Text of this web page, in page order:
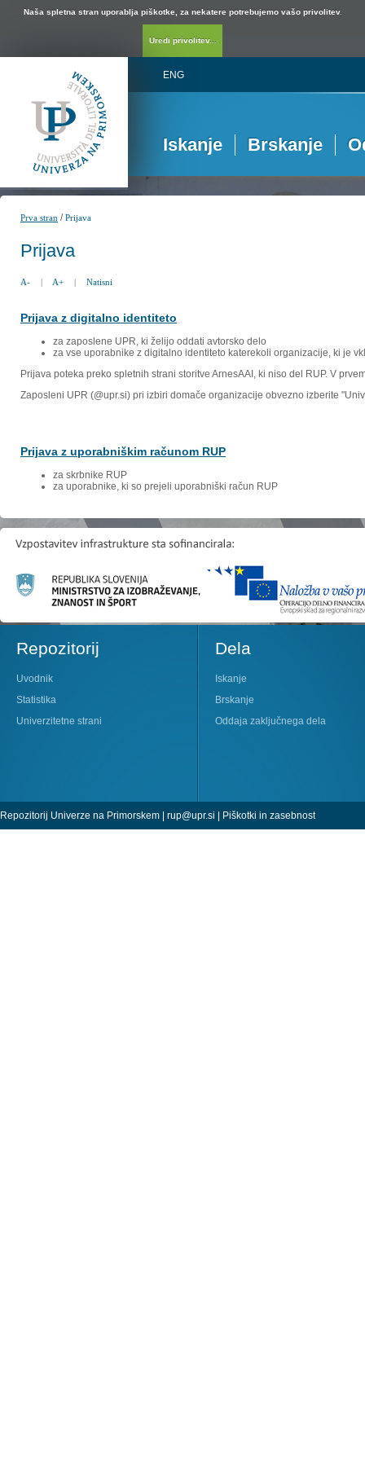
Naša spletna stran uporablja piškotke, za nekatere potrebujemo vašo privolitev.
Uredi privolitev...
ENG
Iskanje Brskanje
Prva stran /Prijava
Prijava
A- | A+ | Natisni
Prijava z digitalno identiteto
za zaposlene UPR, ki želijo oddati avtorsko delo
za vse uporabnike z digitalno identiteto katerekoli organizacije, ki je
Prijava poteka preko spletnih strani storitve ArnesAAI, ki niso del RUP. V
Zaposleni UPR (@upr.si) pri izbiri domače organizacije obvezno izberite
Prijava z uporabniškim računom RUP
za skrbnike RUP
za uporabnike, ki so prejeli uporabniški račun RUP
Repozitorij
Uvodnik
Statistika
Univerzitetne strani
Dela
Iskanje
Brskanje
Oddaja zaključnega dela
Repozitorij Univerze na Primorskem | rup@upr.si | Piškotki in zasebnost